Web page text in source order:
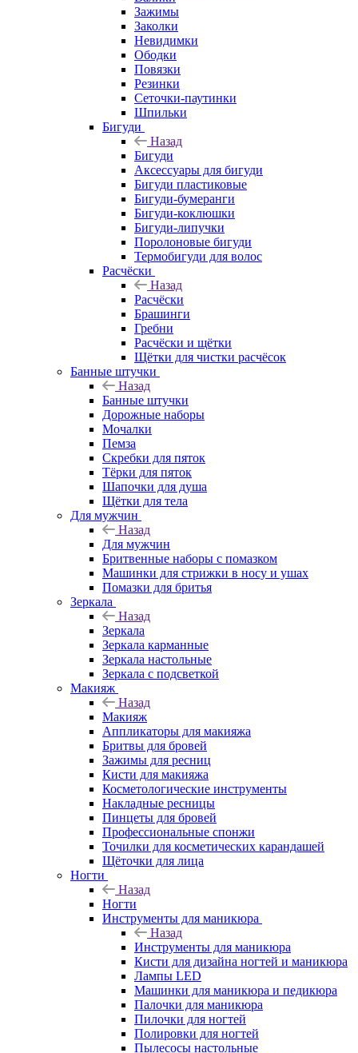
Зажимы
Заколки
Невидимки
Ободки
Повязки
Резинки
Сеточки-паутинки
Шпильки
Бигуди
Назад
Бигуди
Аксессуары для бигуди
Бигуди пластиковые
Бигуди-бумеранги
Бигуди-коклюшки
Бигуди-липучки
Поролоновые бигуди
Термобигуди для волос
Расчёски
Назад
Расчёски
Брашинги
Гребни
Расчёски и щётки
Щётки для чистки расчёсок
Банные штучки
Назад
Банные штучки
Дорожные наборы
Мочалки
Пемза
Скребки для пяток
Тёрки для пяток
Шапочки для душа
Щётки для тела
Для мужчин
Назад
Для мужчин
Бритвенные наборы с помазком
Машинки для стрижки в носу и ушах
Помазки для бритья
Зеркала
Назад
Зеркала
Зеркала карманные
Зеркала настольные
Зеркала с подсветкой
Макияж
Назад
Макияж
Аппликаторы для макияжа
Бритвы для бровей
Зажимы для ресниц
Кисти для макияжа
Косметологические инструменты
Накладные ресницы
Пинцеты для бровей
Профессиональные спонжи
Точилки для косметических карандашей
Щёточки для лица
Ногти
Назад
Ногти
Инструменты для маникюра
Назад
Инструменты для маникюра
Кисти для дизайна ногтей и маникюра
Лампы LED
Машинки для маникюра и педикюра
Палочки для маникюра
Пилочки для ногтей
Полировки для ногтей
Пылесосы настольные